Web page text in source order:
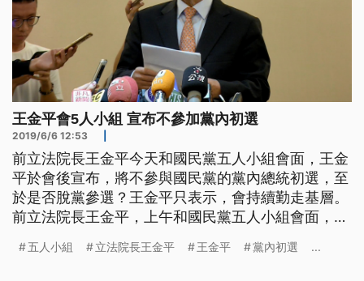
王金平會5人小組 宣布不參加黨內初選
2019/6/6 12:53
前立法院長王金平今天和國民黨五人小組會面，王金
平於會後宣布，將不參與國民黨的黨內總統初選，至
於是否脫黨參選？王金平只表示，會持續勤走基層。
前立法院長王金平，上午和國民黨五人小組會面，一
小組並未接受媒體訪問，就先行離開，王金平隨後宣
五人小組 立法院長王金平 王金平 黨內初選 ...